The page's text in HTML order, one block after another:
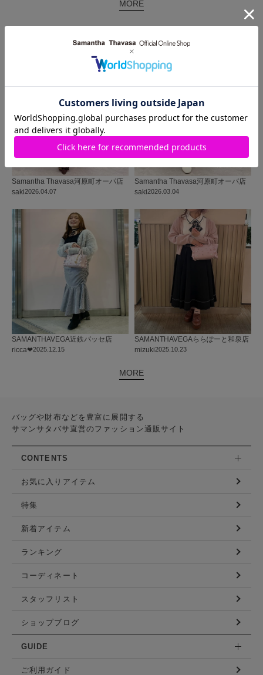
MORE
2026.04.07
Samantha Thavasa河原町オーパ店
saki
2026.03.04
Samantha Thavasa河原町オーパ店
saki
2025.12.15
SAMANTHAVEGA近鉄パッセ店
ricca❤︎
2025.10.23
SAMANTHAVEGAららぽーと和泉店
mizuki
MORE
バッグや財布などを豊富に展開する
サマンサタバサ直営のファッション通販サイト
CONTENTS
お気に入りアイテム
特集
新着アイテム
ランキング
コーディネート
スタッフリスト
ショップブログ
GUIDE
ご利用ガイド